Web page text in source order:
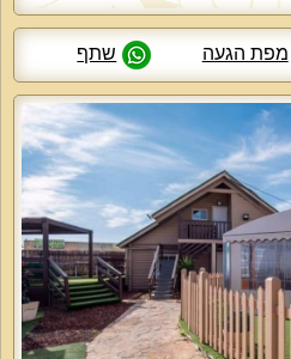
מפת הגעה שתף